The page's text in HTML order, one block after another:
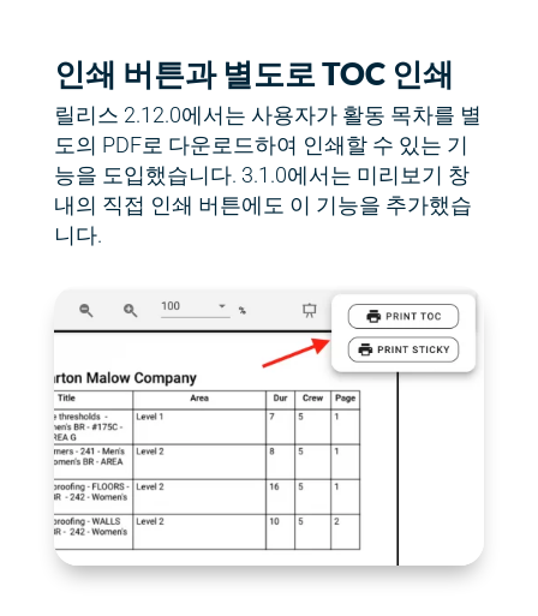
인쇄 버튼과 별도로 TOC 인쇄
릴리스 2.12.0에서는 사용자가 활동 목차를 별
도의 PDF로 다운로드하여 인쇄할 수 있는 기
능을 도입했습니다. 3.1.0에서는 미리보기 창
내의 직접 인쇄 버튼에도 이 기능을 추가했습
니다.